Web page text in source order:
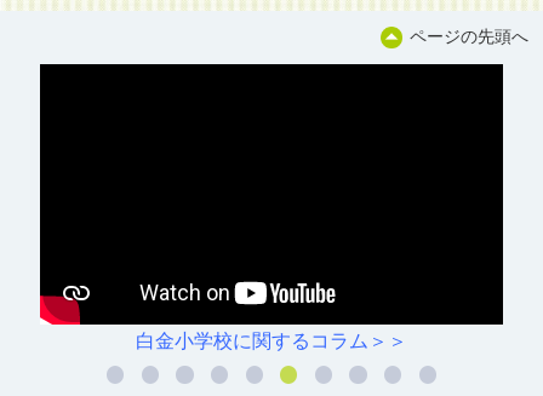
ページの先頭へ
白金小学校に関するコラム＞＞